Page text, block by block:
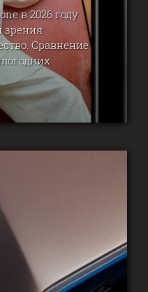
в 2026 году
зрения
Сравнение